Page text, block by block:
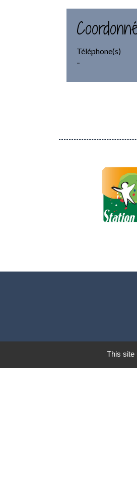
Téléphone(s)
-
This site